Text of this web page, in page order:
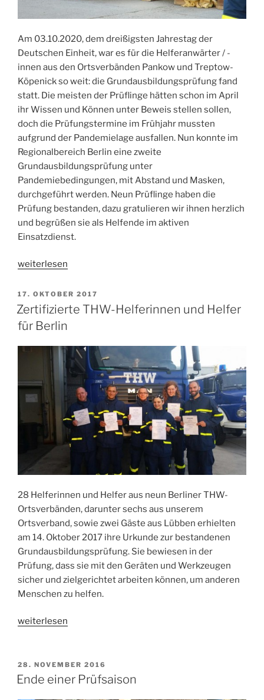
Am 03.10.2020, dem dreißigsten Jahrestag der
Deutschen Einheit, war es für die Helferanwärter / -
innen aus den Ortsverbänden Pankow und Treptow-
Köpenick so weit: die Grundausbildungsprüfung fand
statt. Die meisten der Prüflinge hätten schon im April
ihr Wissen und Können unter Beweis stellen sollen,
doch die Prüfungstermine im Frühjahr mussten
aufgrund der Pandemielage ausfallen. Nun konnte im
Regionalbereich Berlin eine zweite
Grundausbildungsprüfung unter
Pandemiebedingungen, mit Abstand und Masken,
durchgeführt werden. Neun Prüflinge haben die
Prüfung bestanden, dazu gratulieren wir ihnen herzlich
und begrüßen sie als Helfende im aktiven
Einsatzdienst.
„Prüfung
2020“
weiterlesen
VERÖFFENTLICHT
AM
17. OKTOBER 2017
Zertifizierte THW-Helferinnen und Helfer
für Berlin
28 Helferinnen und Helfer aus neun Berliner THW-
Ortsverbänden, darunter sechs aus unserem
Ortsverband, sowie zwei Gäste aus Lübben erhielten
am 14. Oktober 2017 ihre Urkunde zur bestandenen
Grundausbildungsprüfung. Sie bewiesen in der
Prüfung, dass sie mit den Geräten und Werkzeugen
sicher und zielgerichtet arbeiten können, um anderen
Menschen zu helfen.
„Zertifizierte
und
Helfer
weiterlesen
VERÖFFENTLICHT
AM
28. NOVEMBER 2016
Ende einer Prüfsaison